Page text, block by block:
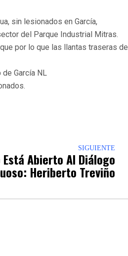
sin lesionados en García,
del Parque Industrial Mitras.
por lo que las llantas traseras de
García NL
SIGUIENTE
Está Abierto Al Diálogo
Heriberto Treviño